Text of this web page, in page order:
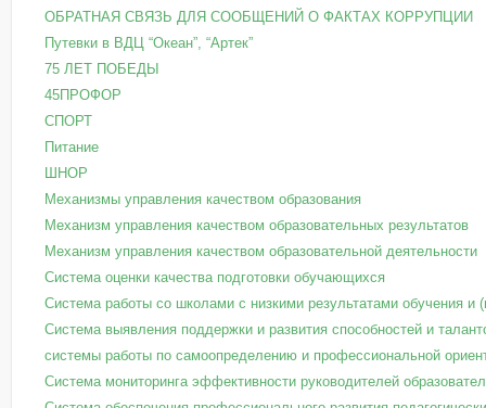
ОБРАТНАЯ СВЯЗЬ ДЛЯ СООБЩЕНИЙ О ФАКТАХ КОРРУПЦИИ
Путевки в ВДЦ “Океан”, “Артек”
75 ЛЕТ ПОБЕДЫ
45ПРОФОР
СПОРТ
Питание
ШНОР
Механизмы управления качеством образования
Механизм управления качеством образовательных результатов
Механизм управления качеством образовательной деятельности
Система оценки качества подготовки обучающихся
Система работы со школами с низкими результатами обучения
Система выявления поддержки и развития способностей и
системы работы по самоопределению и профессиональной
Система мониторинга эффективности руководителей